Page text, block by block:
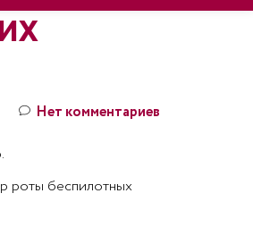
Нет комментариев
роты беспилотных